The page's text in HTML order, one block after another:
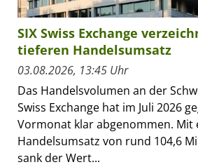
SIX Swiss Exchange
tieferen Handelsumsatz
03.08.2026, 13:45 Uhr
Das Handelsvolumen an der
Swiss Exchange hat im Juli 2026
Vormonat klar abgenommen. Mit
Handelsumsatz von rund 104,6
sank der Wert...